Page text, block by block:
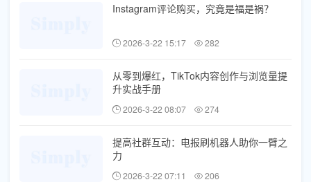
Instagram评论购买，究竟是福是祸？
2026-3-22 15:17 282
从零到爆红，TikTok内容创作与浏览量提
升实战手册
2026-3-22 08:07 274
提高社群互动：电报刷机器人助你一臂之
力
2026-3-22 07:11 206